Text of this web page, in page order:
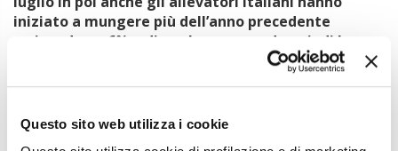
Questo sito web utilizza i cookie
iniziato a mungere più dell’anno precedente
arrivando a +6% a dicembre e creando quindi le
premesse per una discesa dei prezzi, a fronte anche
globale.